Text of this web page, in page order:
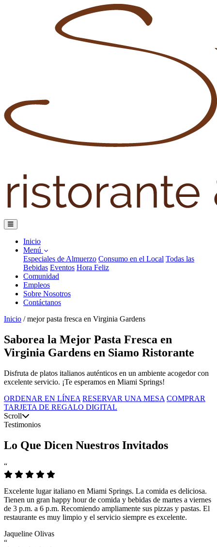
Inicio
Menú
Especiales de Almuerzo Consumo en el Local Todas las
Bebidas Eventos Hora Feliz
Comunidad
Empleos
Sobre Nosotros
Contáctanos
Inicio / mejor pasta fresca en Virginia Gardens
Saborea la Mejor Pasta Fresca en
Virginia Gardens en Siamo Ristorante
Disfruta de platos italianos auténticos en un ambiente acogedor con
excelente servicio. ¡Te esperamos en Miami Springs!
ORDENAR EN LÍNEA RESERVAR UNA MESA COMPRAR
TARJETA DE REGALO DIGITAL
Scroll
Testimonios
Lo Que Dicen Nuestros Invitados
“
Excelente lugar italiano en Miami Springs. La comida es deliciosa.
Tienen un gran happy hour de comida y bebidas de martes a viernes
de 3 p.m. a 6 p.m. Recomiendo ampliamente sus pizzas y pastas. El
restaurante es muy limpio y el servicio siempre es excelente.
Jaqueline Olivas
“